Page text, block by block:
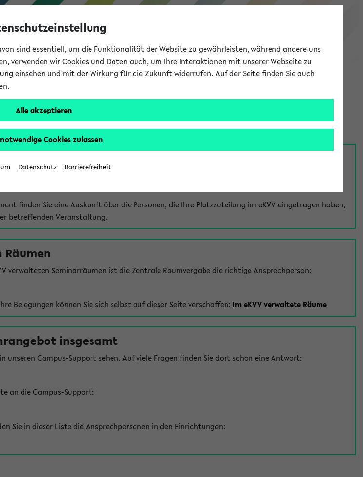
eKVV
finden Sie eine Auskunft über die Personen, die Ihre Platzzuteilung im eKVV eingetragen haben,
betreffenden Veranstaltung.
verwalteten Seminarräumen ist die Zentrale Raumvergabe die richtige Ansprechperson:
Belegungen können Sie sich selbst auf dieser Seite verschaffen: Im eKVV verwaltete Räume
insgesamt
unseren Campus-Support sehen. Auf viele Fragen finden Sie dort schon eine Antwort:
an die Campus-Support:
Sie in dieser Liste die Ansprechpersonen in den Einrichtungen:
sind essentiell, um die Funktionalität der Website zu gewährleisten, während andere uns
verwenden wir Cookies und Daten auch, um Ihre Interaktionen mit unserer Webseite zu
einsehen und mit der Wirkung für die Zukunft widerrufen. Auf der Seite finden Sie auch
Alle akzeptieren
Cookies zulassen
Datenschutz Barrierefreiheit